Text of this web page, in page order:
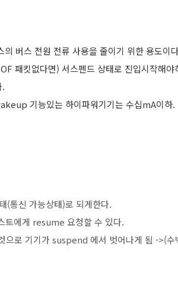
버스 전원 전류 사용을 줄이기 위한 용도이
패킷없다면) 서스펜드 상태로 진입시작해야
기능있는 하이파워기기는 수십mA이하.
통신 가능상태)로 되게한다.
트에게 resume 요청할 수 있다.
으로 기기가 suspend 에서 벗어나게 됨 ->(수